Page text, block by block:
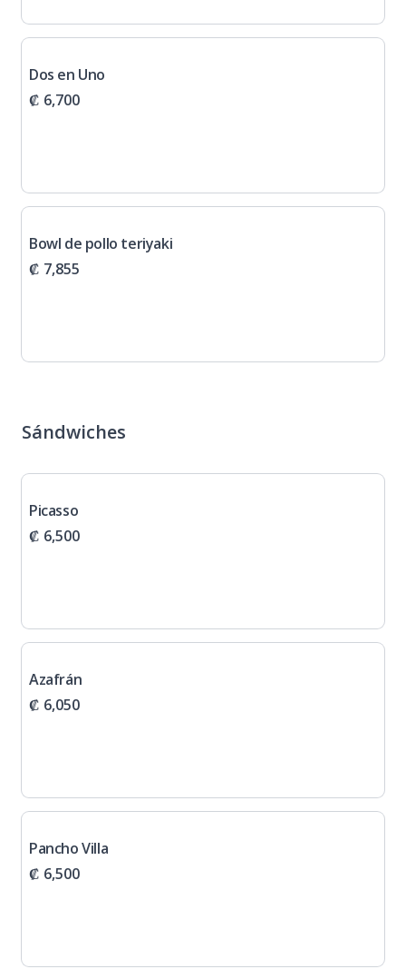
Dos en Uno
₡ 6,700
Bowl de pollo teriyaki
₡ 7,855
Sándwiches
Picasso
₡ 6,500
Azafrán
₡ 6,050
Pancho Villa
₡ 6,500